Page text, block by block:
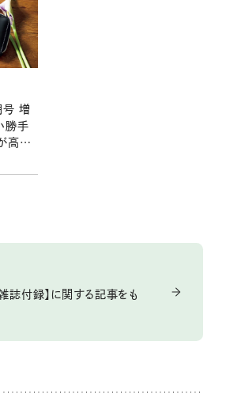
号 増
勝手
高級
誌付録】に関する記事をも